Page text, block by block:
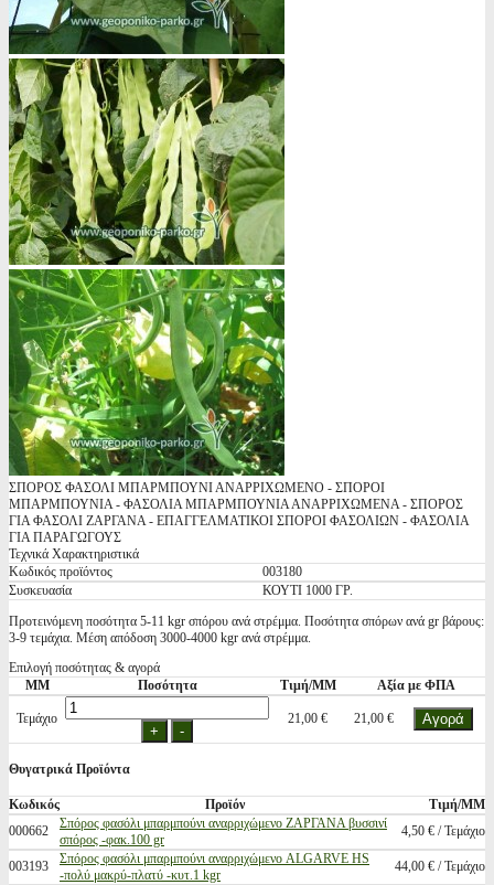
ΣΠΟΡΟΣ ΦΑΣΟΛΙ ΜΠΑΡΜΠΟΥΝΙ ΑΝΑΡΡΙΧΩΜΕΝΟ - ΣΠΟΡΟΙ
ΜΠΑΡΜΠΟΥΝΙΑ - ΦΑΣΟΛΙΑ ΜΠΑΡΜΠΟΥΝΙΑ ΑΝΑΡΡΙΧΩΜΕΝΑ - ΣΠΟΡΟΣ
ΓΙΑ ΦΑΣΟΛΙ ΖΑΡΓΑΝΑ - ΕΠΑΓΓΕΛΜΑΤΙΚΟΙ ΣΠΟΡΟΙ ΦΑΣΟΛΙΩΝ - ΦΑΣΟΛΙΑ
ΓΙΑ ΠΑΡΑΓΩΓΟΥΣ
Τεχνικά Χαρακτηριστικά
Κωδικός προϊόντος
003180
Συσκευασία
ΚΟΥΤΙ 1000 ΓΡ.
Προτεινόμενη ποσότητα 5-11 kgr σπόρου ανά στρέμμα. Ποσότητα σπόρων ανά gr βάρους:
3-9 τεμάχια. Μέση απόδοση 3000-4000 kgr ανά στρέμμα.
Επιλογή ποσότητας & αγορά
ΜΜ
Ποσότητα Τιμή/ΜΜ Αξία με ΦΠΑ
Τεμάχιο 21,00 € 21,00 €
Θυγατρικά Προϊόντα
Κωδικός Προϊόν
Τιμή/ΜΜ
000662
Σπόρος φασόλι μπαρμπούνι αναρριχώμενο ΖΑΡΓΑΝΑ βυσσινί
σπόρος -φακ.100 gr
4,50 € / Τεμάχιο
003193
Σπόρος φασόλι μπαρμπούνι αναρριχώμενο ALGARVE HS
-πολύ μακρύ-πλατύ -κυτ.1 kgr
44,00 € / Τεμάχιο